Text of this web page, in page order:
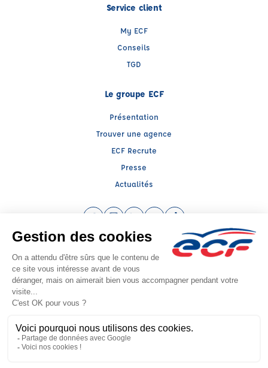
Service client
My ECF
Conseils
TGD
Le groupe ECF
Présentation
Trouver une agence
ECF Recrute
Presse
Actualités
Instagram (nouvelle fenêtre)
LinkedIn (nouvelle fenêtre)
YouTube (nouvelle fenêtre)
TikTok (nouvelle
Raison sociale : AUTO ECOLE SELLAM - Capital social: 30489€
SIREN: 410524433 - Numéro de TVA intracommunautaire: FR 07 410524433
Agrément n°E0306704810
Siège social : 55, Rue du Faubourg de Pierre , STRASBOURG (67000) -